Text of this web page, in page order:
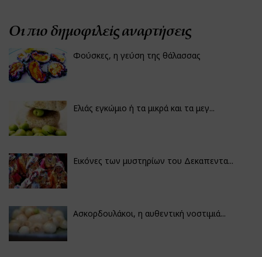
Οι πιο δημοφιλείς αναρτήσεις
Φούσκες, η γεύση της θάλασσας
Ελιάς εγκώμιο ή τα μικρά και τα μεγ...
Εικόνες των μυστηρίων του Δεκαπεντα...
Ασκορδουλάκοι, η αυθεντική νοστιμιά...